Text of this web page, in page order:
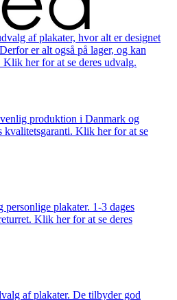
af plakater, hvor alt er designet
er alt også på lager, og kan
her for at se deres udvalg.
produktion i Danmark og
kvalitetsgaranti. Klik her for at se
plakater. 1-3 dages
Klik her for at se deres
af plakater. De tilbyder god